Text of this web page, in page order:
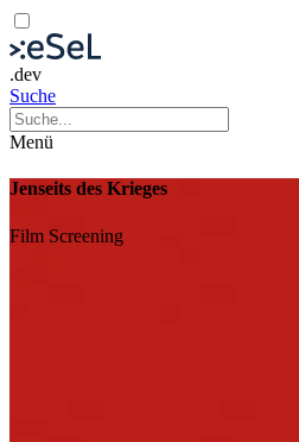
.dev
Suche
Menü
Jenseits des Krieges
Film Screening